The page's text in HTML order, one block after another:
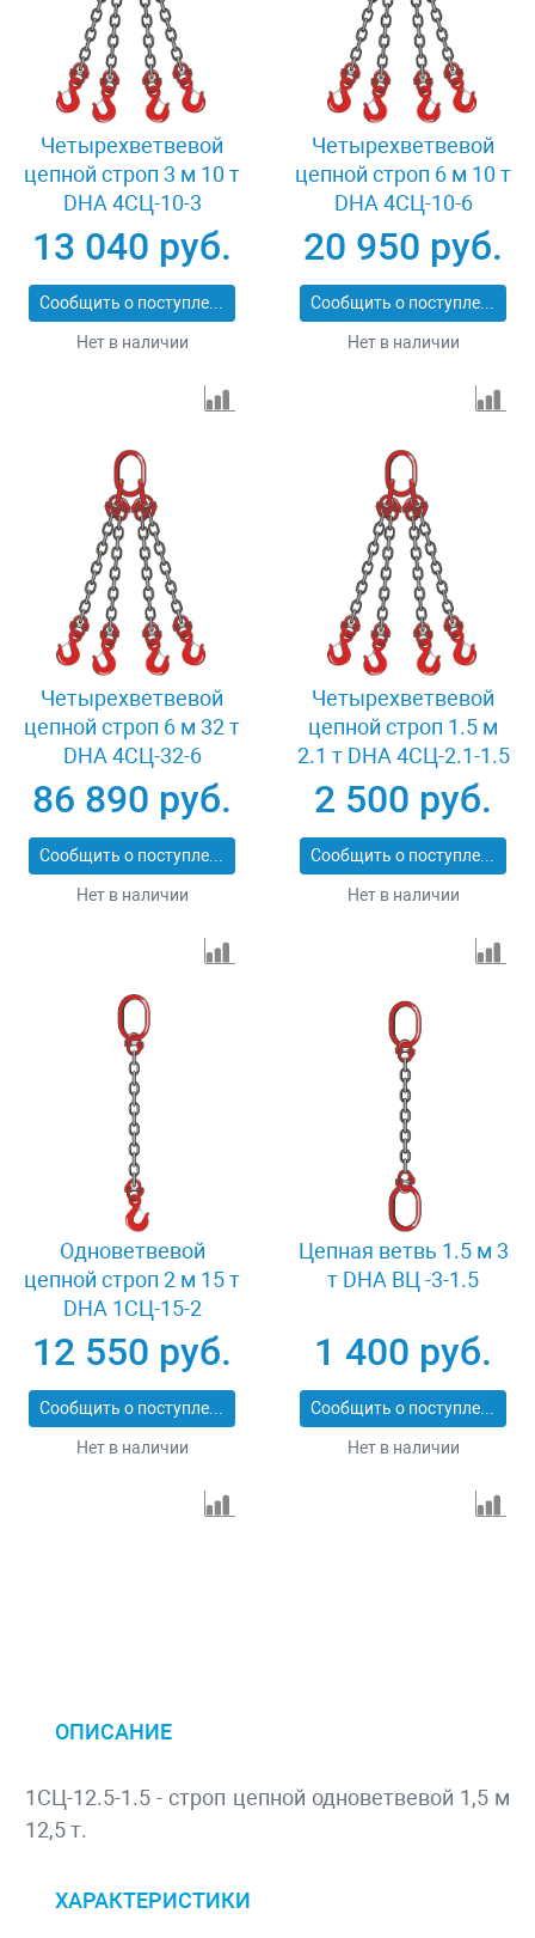
Четырехветвевой
цепной строп 3 м 10 т
DHA 4СЦ-10-3
13 040 руб.
Сообщить о поступлении
Нет в наличии
Четырехветвевой
цепной строп 6 м 10 т
DHA 4СЦ-10-6
20 950 руб.
Сообщить о поступлении
Нет в наличии
Четырехветвевой
цепной строп 6 м 32 т
DHA 4СЦ-32-6
86 890 руб.
Сообщить о поступлении
Нет в наличии
Четырехветвевой
цепной строп 1.5 м
2.1 т DHA 4СЦ-2.1-1.5
2 500 руб.
Сообщить о поступлении
Нет в наличии
Одноветвевой
цепной строп 2 м 15 т
DHA 1СЦ-15-2
12 550 руб.
Сообщить о поступлении
Нет в наличии
Цепная ветвь 1.5 м 3
т DHA ВЦ -3-1.5
1 400 руб.
Сообщить о поступлении
Нет в наличии
ОПИСАНИЕ
1СЦ-12.5-1.5 - строп цепной одноветвевой 1,5 м
12,5 т.
ХАРАКТЕРИСТИКИ